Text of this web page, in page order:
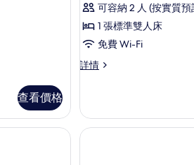
查看價格
客
房,
露
台
片
可容納 2 人 (按實質
1 張標準雙人床
免費 Wi-Fi
詳情
經
露
台
詳